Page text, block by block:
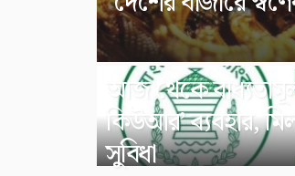
আজ থেকে
কিউআর’ ব্যবহার,
সুবিধা